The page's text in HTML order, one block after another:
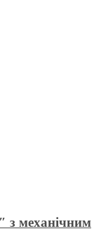
з механічним